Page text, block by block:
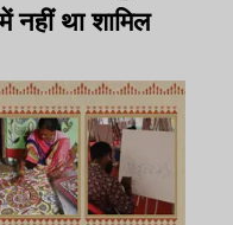
नहीं था शामिल